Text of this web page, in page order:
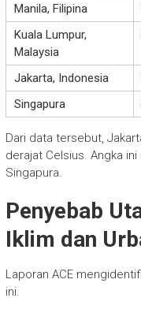
Manila, Filipina
Kuala Lumpur,
Malaysia
Jakarta, Indonesia
Singapura
Dari data tersebut,
derajat Celsius. Angka
Singapura.
Penyebab
Iklim dan
Laporan ACE
ini.